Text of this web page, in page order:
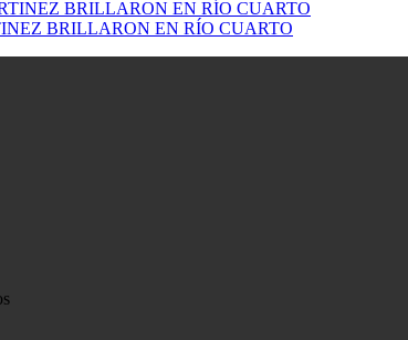
BRILLARON EN RÍO CUARTO